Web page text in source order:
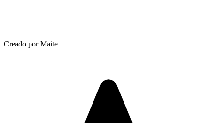
Creado por Maite